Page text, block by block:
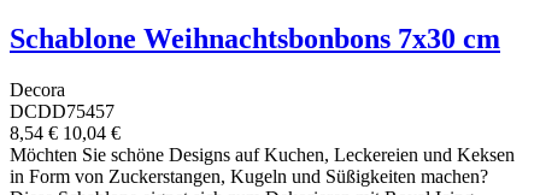
Schablone Weihnachtsbonbons 7x30 cm
Decora
DCDD75457
8,54 € 10,04 €
Möchten Sie schöne Designs auf Kuchen, Leckereien und Keksen
in Form von Zuckerstangen, Kugeln und Süßigkeiten machen?